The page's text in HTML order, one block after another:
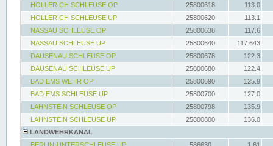
HOLLERICH SCHLEUSE OP
25800618
113.0
HOLLERICH SCHLEUSE UP
25800620
113.1
NASSAU SCHLEUSE OP
25800638
117.6
NASSAU SCHLEUSE UP
25800640
117.643
DAUSENAU SCHLEUSE OP
25800678
122.3
DAUSENAU SCHLEUSE UP
25800680
122.4
BAD EMS WEHR OP
25800690
125.9
BAD EMS SCHLEUSE UP
25800700
127.0
LAHNSTEIN SCHLEUSE OP
25800798
135.9
LAHNSTEIN SCHLEUSE UP
25800800
136.0
LANDWEHRKANAL